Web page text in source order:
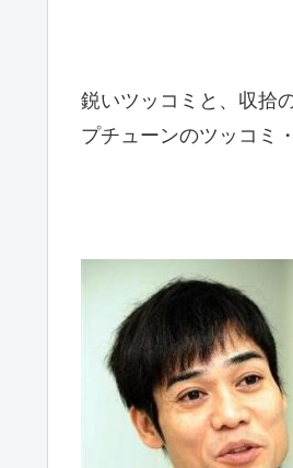
鋭いツッコミと、収拾
プチューンのツッコミ